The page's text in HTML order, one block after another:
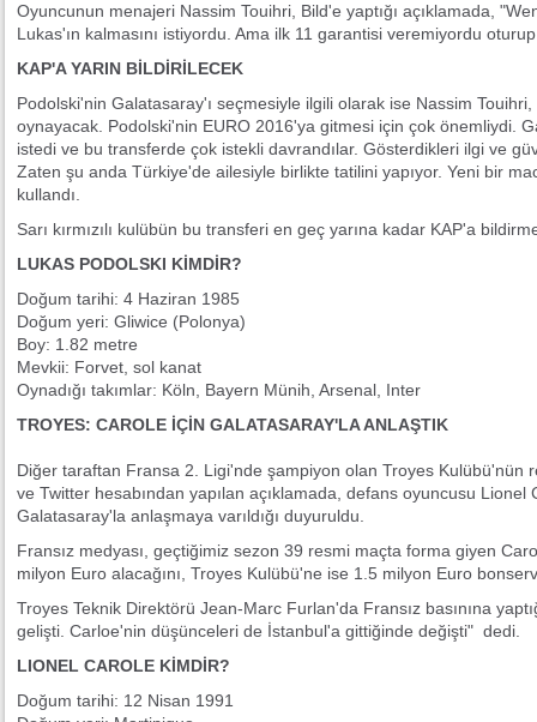
Oyuncunun menajeri Nassim Touihri, Bild'e yaptığı açıklamada,
Lukas'ın kalmasını istiyordu. Ama ilk 11 garantisi veremiyordu
KAP'A YARIN BİLDİRİLECEK
Podolski'nin Galatasaray'ı seçmesiyle ilgili olarak ise Nassim
oynayacak. Podolski'nin EURO 2016'ya gitmesi için çok önemliydi.
istedi ve bu transferde çok istekli davrandılar. Gösterdikleri ilgi ve
Zaten şu anda Türkiye'de ailesiyle birlikte tatilini yapıyor. Yeni bir
kullandı.
Sarı kırmızılı kulübün bu transferi en geç yarına kadar KAP'a
LUKAS PODOLSKI KİMDİR?
Doğum tarihi: 4 Haziran 1985
Doğum yeri: Gliwice (Polonya)
Boy: 1.82 metre
Mevkii: Forvet, sol kanat
Oynadığı takımlar: Köln, Bayern Münih, Arsenal, Inter
TROYES: CAROLE İÇİN GALATASARAY'LA ANLAŞTIK
Diğer taraftan Fransa 2. Ligi'nde şampiyon olan Troyes Kulübü'nün
ve Twitter hesabından yapılan açıklamada, defans oyuncusu
Galatasaray'la anlaşmaya varıldığı duyuruldu.
Fransız medyası, geçtiğimiz sezon 39 resmi maçta forma giyen
milyon Euro alacağını, Troyes Kulübü'ne ise 1.5 milyon Euro
Troyes Teknik Direktörü Jean-Marc Furlan'da Fransız basınına
gelişti. Carloe'nin düşünceleri de İstanbul'a gittiğinde değişti" dedi.
LIONEL CAROLE KİMDİR?
Doğum tarihi: 12 Nisan 1991